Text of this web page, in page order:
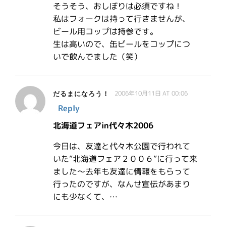
そうそう、おしぼりは必須ですね！
私はフォークは持って行きませんが、
ビール用コップは持参です。
生は高いので、缶ビールをコップにつ
いで飲んでました（笑）
だるまになろう！ 2006年10月11日 AT 00:06
Reply
北海道フェアin代々木2006
今日は、友達と代々木公園で行われて
いた”北海道フェア２００６”に行って来
ました〜去年も友達に情報をもらって
行ったのですが、なんせ宣伝があまり
にも少なくて、…